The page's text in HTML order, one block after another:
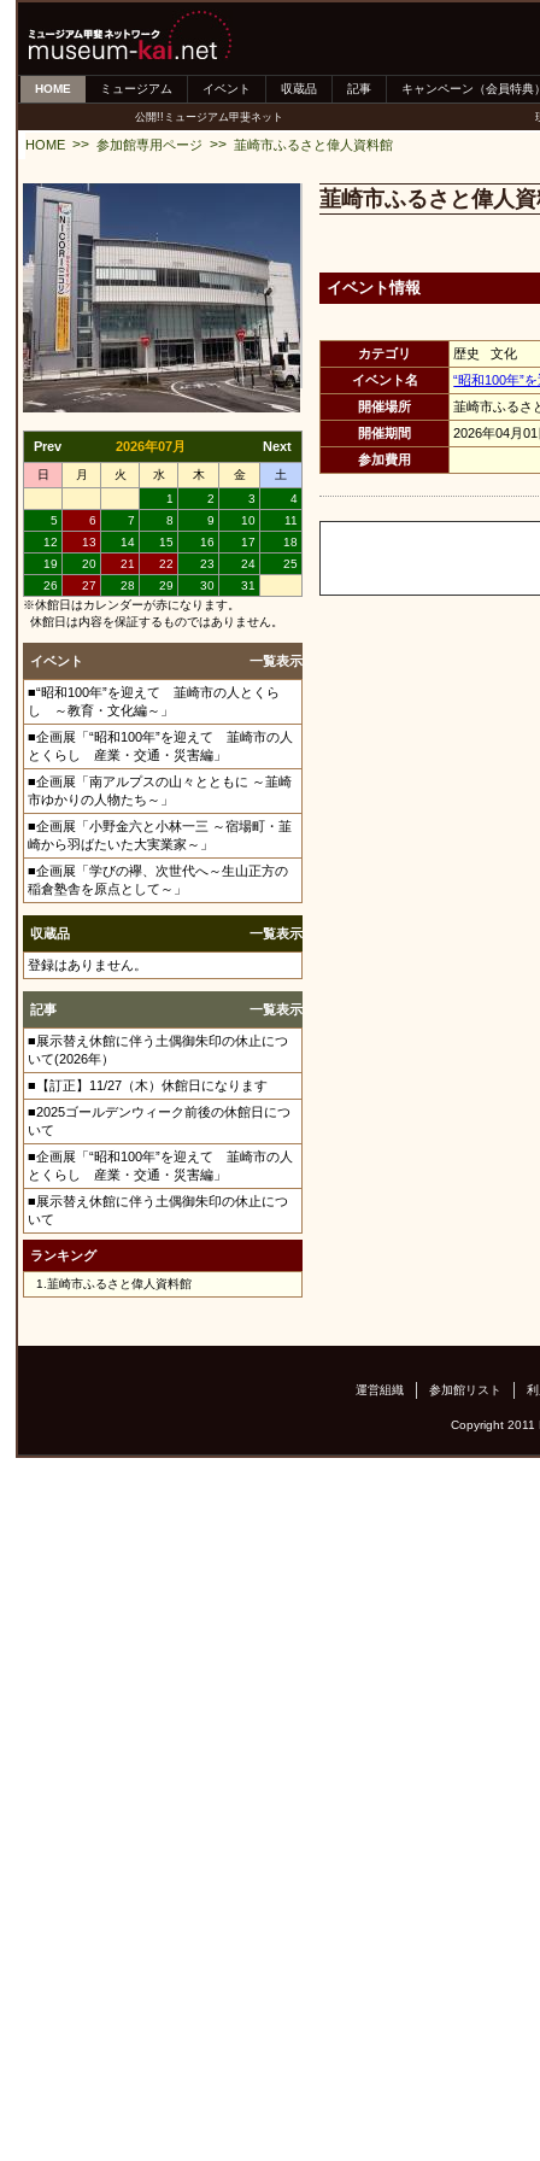
HOME ミュージアム イベント 収蔵品 記事 キャンペーン（会員特典
公開!!ミュージアム甲斐ネット
HOME >> 参加館専用ページ >> 韮崎市ふるさと偉人資料館
Prev 2026年07月 Next
日 月 火 水 木 金
土
1
2 3
4
5
6 7 8 9 10
11
12
13 14 15 16 17
18
19
20 21 22 23 24
25
26
27 28 29 30
31
※休館日はカレンダーが赤になります。
休館日は内容を保証するものではありません。
イベント 一覧表示
■“昭和100年”を迎えて 韮崎市の人とくら
し ～教育・文化編～」
■企画展「“昭和100年”を迎えて 韮崎市の人
とくらし 産業・交通・災害編」
■企画展「南アルプスの山々とともに ～韮崎
市ゆかりの人物たち～」
■企画展「小野金六と小林一三 ～宿場町・韮
崎から羽ばたいた大実業家～」
■企画展「学びの襷、次世代へ～生山正方の
稲倉塾舎を原点として～」
収蔵品 一覧表示
登録はありません。
記事 一覧表示
■展示替え休館に伴う土偶御朱印の休止につ
いて(2026年）
■【訂正】11/27（木）休館日になります
■2025ゴールデンウィーク前後の休館日につ
いて
■企画展「“昭和100年”を迎えて 韮崎市の人
とくらし 産業・交通・災害編」
■展示替え休館に伴う土偶御朱印の休止につ
いて
ランキング
1. 韮崎市ふるさと偉人資料館
韮崎市ふるさと偉人
イベント情報
カテゴリ
歴史 文化
イベント名
“昭和100年”
開催場所
韮崎市ふるさ
開催期間
2026年04月
参加費用
運営組織 参加館リスト
Copyright 2011